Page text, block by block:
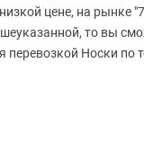
цене, на рынке
то вы
Носки по